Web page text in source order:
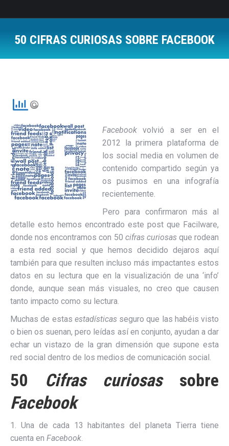
50 CIFRAS CURIOSAS SOBRE FACEBOOK
Facebook volvió a ser en el
2012 la primera plataforma de
los social media en volumen de
contenido compartido según ya
os pusimos en una infografía
recientemente.
Pero para confirmaron más al
detalle esto hemos encontrado este post que Facilware,
donde nos encontramos con 50 cifras curiosasque rodean
a esta red social y que hemos decidido dejaros aquí
también para que resulten incluso más impactantes estos
datos en su lectura que en la visualización de una ‘info’
donde, aunque sean más visuales, no creo que causen
tanto impacto como su lectura.
Muchas de estas estadísticasseguro que las habéis visto
o bien os suenan, pero leídas así en conjunto, ayudan a dar
echar un vistazo de la gran dimensión que supone esta
red social dentro de los medios de comunicación social.
50 Cifras curiosassobre
Facebook
1. Una de cada 13 habitantes del planeta Tierra tiene
cuenta en Facebook.